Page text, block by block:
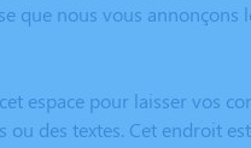
que nous vous
espace pour laisser vos
ou des textes. Cet endroit